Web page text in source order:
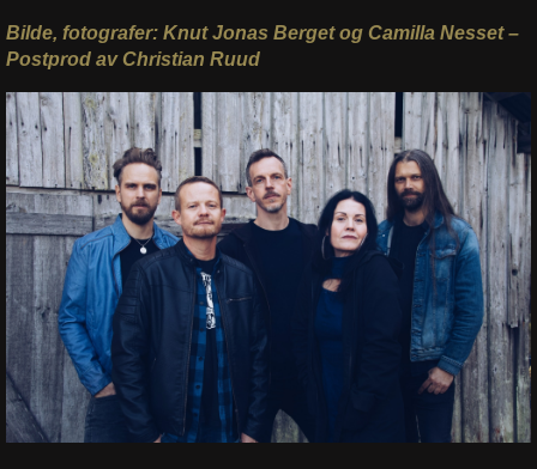
Bilde, fotografer: Knut Jonas Berget og Camilla Nesset –
Postprod av Christian Ruud